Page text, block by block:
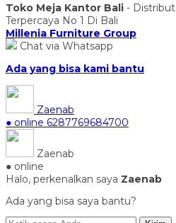
Toko Meja Kantor Bali -
Terpercaya No 1 Di Bali
Millenia Furniture Group
Chat via Whatsapp
Ada yang bisa kami bantu
Zaenab
● online 6287769684700
Zaenab
● online
Halo, perkenalkan saya Zaenab
Ada yang bisa saya bantu?